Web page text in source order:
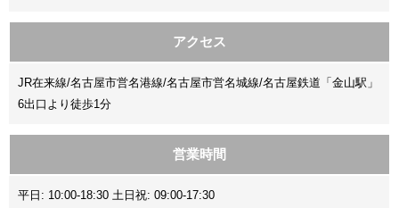
アクセス
JR在来線/名古屋市営名港線/名古屋市営名城線/名古屋鉄道「金山駅」
6出口より徒歩1分
営業時間
平日: 10:00-18:30 土日祝: 09:00-17:30